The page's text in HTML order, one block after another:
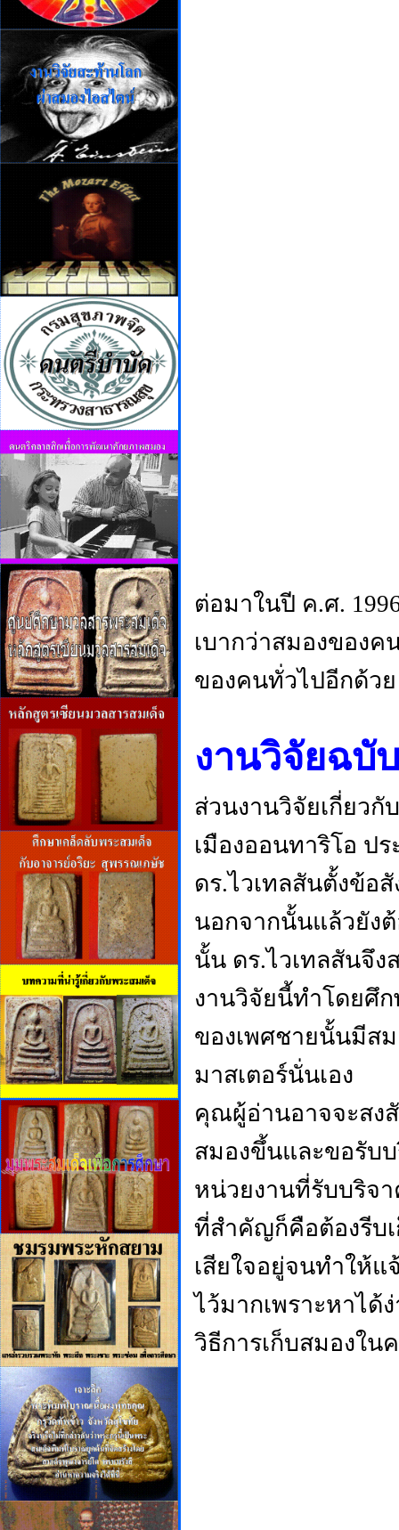
ต่อมาในปี ค.ศ.
เบากว่าสมองของ
ของคนทั่วไปอีกด้วย
งานวิจัยฉบั
ส่วนงานวิจัยเกี่ยว
เมืองออนทาริโอ ป
ดร.ไวเทลสันตั้งข้อ
นอกจากนั้นแล้วยัง
นั้น ดร.ไวเทลสันจึ
งานวิจัยนี้ทำโดยศึ
ของเพศชายนั้นมีส
มาสเตอร์นั่นเอง
คุณผู้อ่านอาจจะสง
สมองขึ้นและขอรับ
หน่วยงานที่รับบริจ
ที่สำคัญก็คือต้องรีบเ
เสียใจอยู่จนทำให้
ไว้มากเพราะหาไ
วิธีการเก็บสมองใน